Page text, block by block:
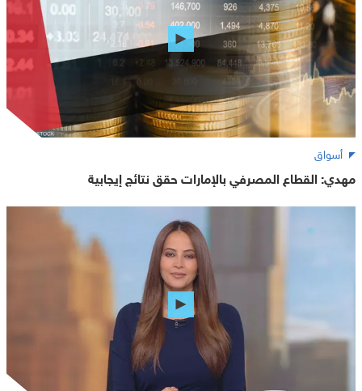
أسواق
مهدي: القطاع المصرفي بالإمارات حقق نتائج إيجابية